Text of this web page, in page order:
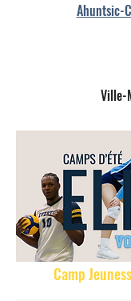
Ahuntsic-
Ville-
Camp